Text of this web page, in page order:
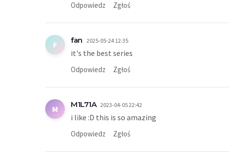
Odpowiedz Zgłoś
F fan 2025-05-24 12:35
it's the best series
Odpowiedz Zgłoś
M M1L71A 2023-04-05 22:42
i like :D this is so amazing
Odpowiedz Zgłoś